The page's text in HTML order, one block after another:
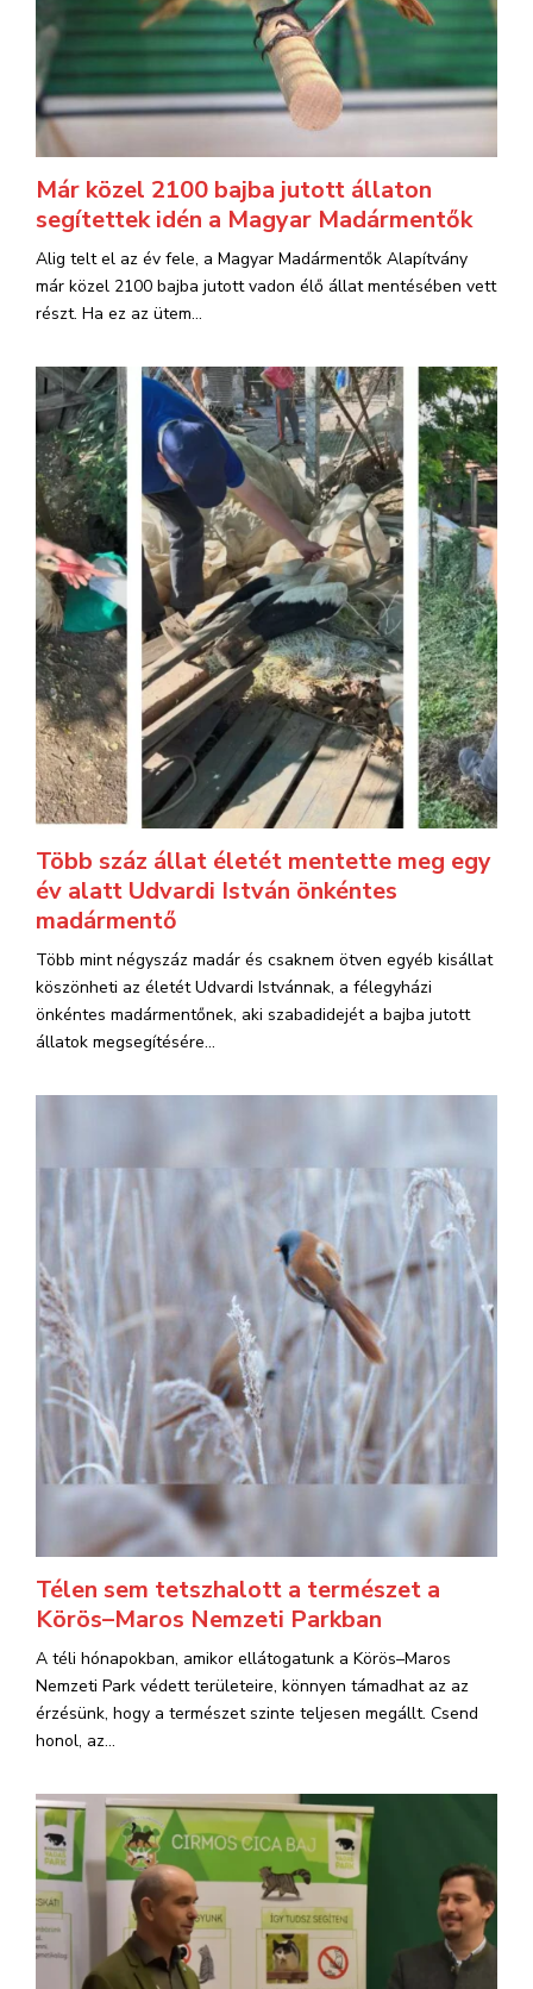
Már közel 2100 bajba jutott állaton
segítettek idén a Magyar Madármentők
Alig telt el az év fele, a Magyar Madármentők Alapítvány
már közel 2100 bajba jutott vadon élő állat mentésében vett
részt. Ha ez az ütem...
Több száz állat életét mentette meg egy
év alatt Udvardi István önkéntes
madármentő
Több mint négyszáz madár és csaknem ötven egyéb kisállat
köszönheti az életét Udvardi Istvánnak, a félegyházi
önkéntes madármentőnek, aki szabadidejét a bajba jutott
állatok megsegítésére...
Télen sem tetszhalott a természet a
Körös–Maros Nemzeti Parkban
A téli hónapokban, amikor ellátogatunk a Körös–Maros
Nemzeti Park védett területeire, könnyen támadhat az az
érzésünk, hogy a természet szinte teljesen megállt. Csend
honol, az...